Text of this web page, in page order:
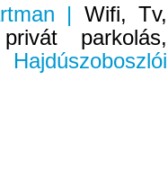
| Wifi, Tv,
parkolás,